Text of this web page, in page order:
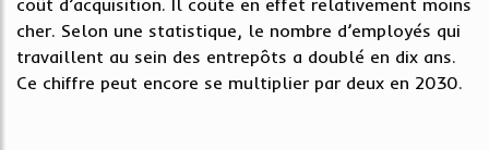
cher. Selon une statistique, le nombre d’employés qui
travaillent au sein des entrepôts a doublé en dix ans.
Ce chiffre peut encore se multiplier par deux en 2030.